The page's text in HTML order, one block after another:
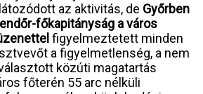
az aktivitás, de Győrben
főkapitányság a város
figyelmeztetett minden
a figyelmetlenség, a nem
közúti magatartás
főterén 55 arc nélküli